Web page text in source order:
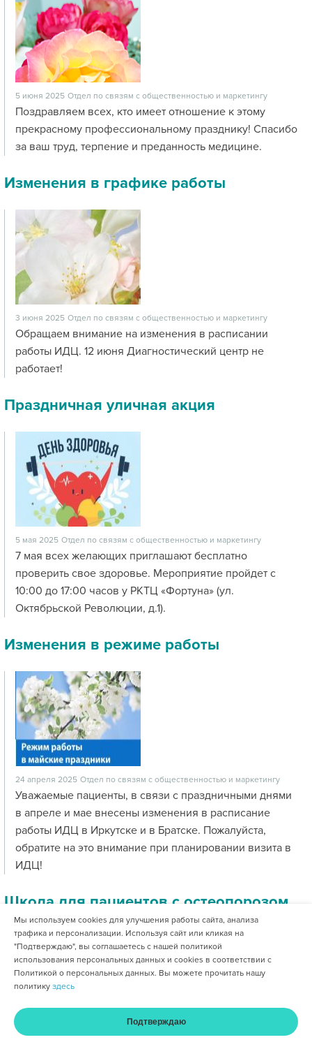
5 июня 2025 Отдел по связям с общественностью и маркетингу
Поздравляем всех, кто имеет отношение к этому
прекрасному профессиональному празднику! Спасибо
за ваш труд, терпение и преданность медицине.
Изменения в графике работы
3 июня 2025 Отдел по связям с общественностью и маркетингу
Обращаем внимание на изменения в расписании
работы ИДЦ. 12 июня Диагностический центр не
работает!
Праздничная уличная акция
5 мая 2025 Отдел по связям с общественностью и маркетингу
7 мая всех желающих приглашают бесплатно
проверить свое здоровье. Мероприятие пройдет с
10:00 до 17:00 часов у РКТЦ «Фортуна» (ул.
Октябрьской Революции, д.1).
Изменения в режиме работы
24 апреля 2025 Отдел по связям с общественностью и маркетингу
Уважаемые пациенты, в связи с праздничными днями
в апреле и мае внесены изменения в расписание
работы ИДЦ в Иркутске и в Братске. Пожалуйста,
обратите на это внимание при планировании визита в
ИДЦ!
Школа для пациентов с остеопорозом
17 апреля 2025 Отдел по связям с общественностью и маркетингу
Главная Услуги и цены Оплата Кабинет
Мы используем cookies для улучшения работы сайта, анализа
трафика и персонализации. Используя сайт или кликая на
"Подтверждаю", вы соглашаетесь с нашей политикой
использования персональных данных и cookies в соответствии с
Политикой о персональных данных. Вы можете прочитать нашу
политику здесь
Подтверждаю